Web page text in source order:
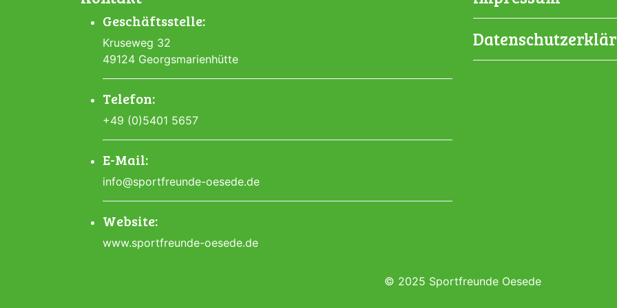
Geschäftsstelle:
Kruseweg 32
49124 Georgsmarienhütte
Telefon:
+49 (0)5401 5657
E-Mail:
info@sportfreunde-oesede.de
Website:
www.sportfreunde-oesede.de
© 2025 Sportfreunde Oesede